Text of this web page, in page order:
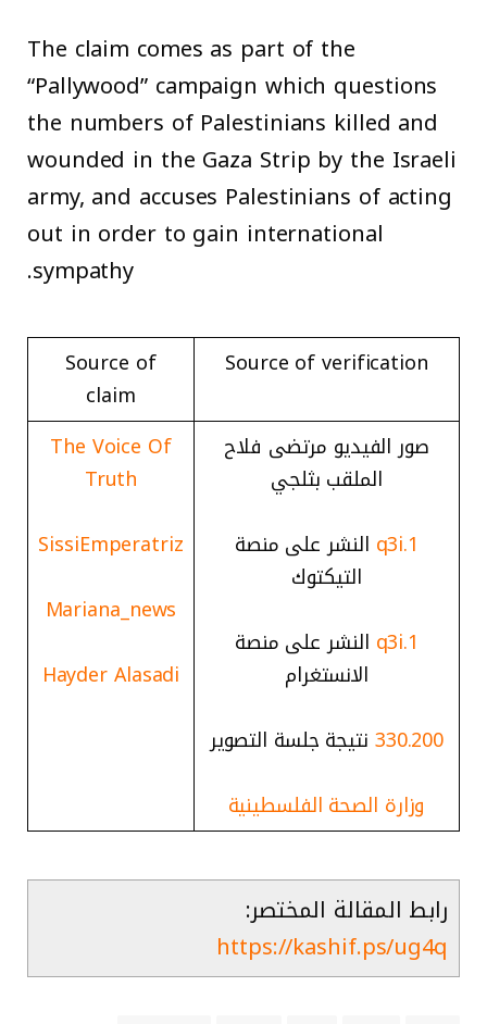
The claim comes as part of the
“Pallywood” campaign which questions
the numbers of Palestinians killed and
wounded in the Gaza Strip by the Israeli
army, and accuses Palestinians of acting
out in order to gain international
sympathy.
Source of verification
Source of
claim
صور الفيديو مرتضى فلاح
الملقب بثلجي
1.q3i
النشر على منصة
التيكتوك
1.q3i
النشر على منصة
الانستغرام
330.200 نتيجة جلسة التصوير
وزارة الصحة الفلسطينية
The Voice Of
Truth
SissiEmperatriz
Mariana_news
Hayder Alasadi
رابط المقالة المختصر:
https://kashif.ps/ug4q